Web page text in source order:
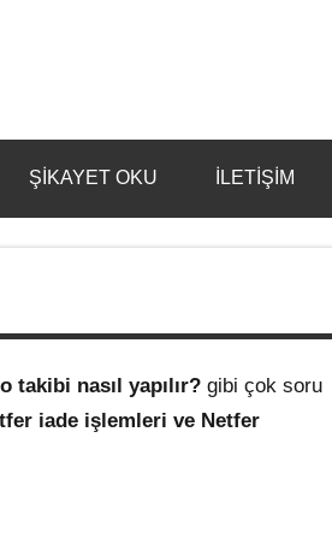
ŞIKAYET OKU İLETIŞIM
takibi nasıl yapılır? gibi çok soru
iade işlemleri ve Netfer